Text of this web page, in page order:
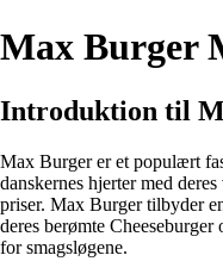
Max Burger
Introduktion til
Max Burger er et populært
danskernes hjerter med
priser. Max Burger tilbyder
deres berømte
for smagsløgene.